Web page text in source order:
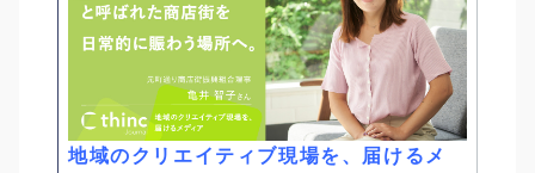
地域のクリエイティブ現場を、届けるメ